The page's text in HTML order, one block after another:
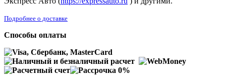
Подробнее о доставке
Способы оплаты